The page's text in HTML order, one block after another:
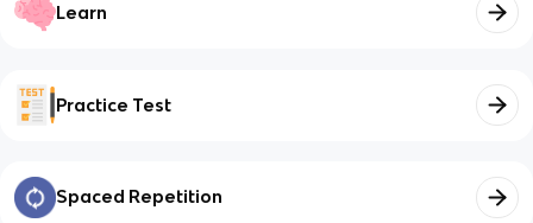
Learn
Practice Test
Spaced Repetition